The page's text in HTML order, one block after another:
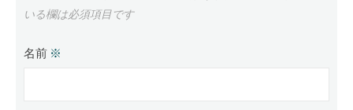
いる欄は必須項目です
名前 ※